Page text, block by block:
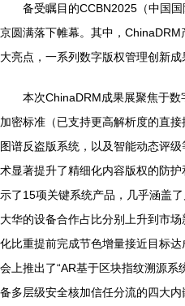
备受瞩目的CCBN2025（中国
京圆满落下帷幕。其中，
大亮点，一系列数字版权管理创新成
本次ChinaDRM成果展聚焦于
加密标准（已支持更高解析度的直
图谱反盗版系统，以及智能动态评
术显著提升了精细化内容版权的防
示了15项关键系统产品，几乎涵盖
大华的设备合作占比分别上升到市
化比重提前完成节色增量接近目标
会上推出了“AR基于区块指纹溯源系
备多层级安全核加信任分流的四大